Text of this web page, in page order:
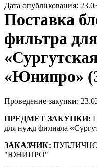
Дата опубликования:
Поставка
фильтра
«Юнипро»
Проведение закупки:
ПРЕДМЕТ ЗАКУПКИ:
для нужд филиала
ЗАКАЗЧИК:
"ЮНИПРО"